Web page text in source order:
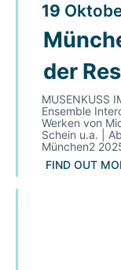
19
der
MUSENKUSS
Ensemble
Werken von
Schein u.a. |
München2
FIND OUT